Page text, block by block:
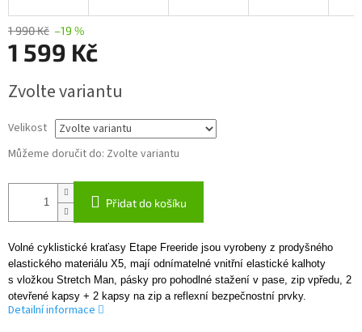
1 990 Kč –19 %
1 599 Kč
cena:
Zvolte variantu
Velikost
Můžeme doručit do: Zvolte variantu
Přidat do košíku
Volné cyklistické kraťasy Etape Freeride jsou vyrobeny z prodyšného
elastického materiálu X5, mají odnímatelné vnitřní elastické kalhoty
s vložkou Stretch Man, pásky pro pohodlné stažení v pase, zip vpředu, 2
otevřené kapsy + 2 kapsy na zip a reflexní bezpečnostní prvky.
Detailní informace